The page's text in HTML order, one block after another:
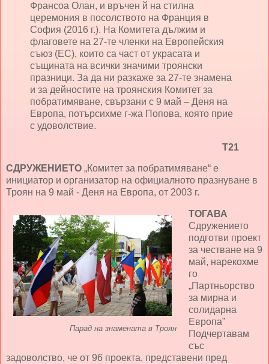
Франсоа Олан, и връчен й на стилна
церемония в посолството на Франция в
София (2016 г.). На Комитета дължим и
флаговете на 27-те членки на Европейския
съюз (ЕС), които са част от украсата и
същината на всички значими троянски
празници. За да ни разкаже за 27-те знамена
и за дейностите на троянския Комитет за
побратимяване, свързани с 9 май – Деня на
Европа, потърсихме г-жа Попова, която прие
с удоволствие.
Т21
СДРУЖЕНИЕТО „Комитет за побратимяване“ е
инициатор и организатор на официалното празнуване в
Троян на 9 май - Деня на Европа, от 2003 г.
Парад на знамената в Троян
ТОГАВА
Сдружението
подготви проект
за честване на 9
май, нарекохме
го
„Партньорство
за мирна и
солидарна
Европа”
Подчертавам
със
задоволство, че от 96 проекта, представени пред